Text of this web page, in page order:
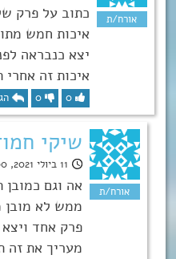
כתוב על פרק
איכות חמש
יצא כנבראה
איכות זה
0
0
שיקי
11 ביולי 2021, 2:00
אה וגם
ממש לא מובן
פרק אחד
מעריך את זה